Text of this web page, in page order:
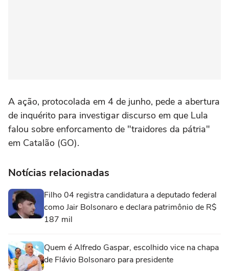
A ação, protocolada em 4 de junho, pede a abertura
de inquérito para investigar discurso em que Lula
falou sobre enforcamento de "traidores da pátria"
em Catalão (GO).
Notícias relacionadas
Filho 04 registra candidatura a deputado federal
como Jair Bolsonaro e declara patrimônio de R$
187 mil
Quem é Alfredo Gaspar, escolhido vice na chapa
de Flávio Bolsonaro para presidente